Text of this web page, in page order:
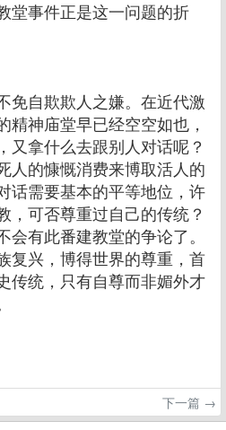
堂事件正是这一问题的折
免自欺欺人之嫌。在近代激
精神庙堂早已经空空如也，
又拿什么去跟别人对话呢？
人的慷慨消费来博取活人的
话需要基本的平等地位，许
，可否尊重过自己的传统？
会有此番建教堂的争论了。
复兴，博得世界的尊重，首
传统，只有自尊而非媚外才
下一篇 →